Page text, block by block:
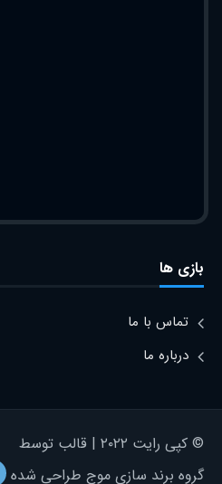
بازی ها
تماس با ما
درباره ما
© کپی رایت ۲۰۲۲ | قالب توسط
گروه برند سازی موج طراحی شده